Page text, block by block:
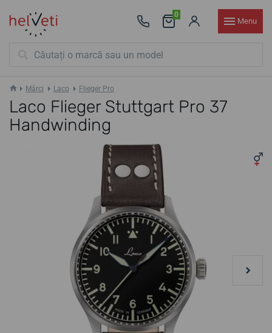
0
Menu
Mărci Laco Flieger Pro
Laco Flieger Stuttgart Pro 37
Handwinding